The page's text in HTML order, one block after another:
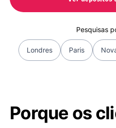
Pesquisas
Londres Paris
Porque os